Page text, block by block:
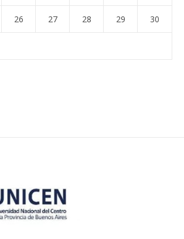
26 27 28 29 30